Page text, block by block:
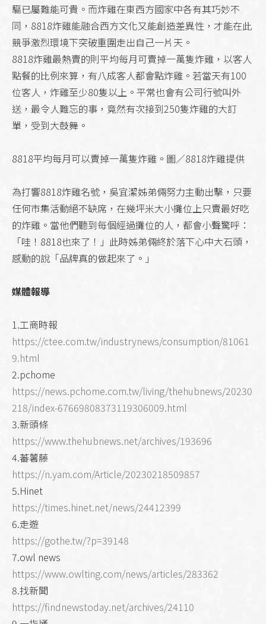
驅已屬難能可貴。而炸雞在東西方國家中各有其巧妙不
同，8818炸雞能融合西方文化又能創造差異性，才能在此
競爭激烈環境下突破重圍走出自己一片天。
8818炸雞最熱賣的則平均每月可賣掉一萬隻炸雞，以客人
點餐的比例來算，有八成客人都會點炸雞。若當天有100
位客人，炸雞至少80隻以上。平常也會有公司行號叫外
送，最令人難忘的事，竟然有次接到250隻炸雞的大訂
單，受到大鼓舞。
8818平均每月可以賣掉一萬隻炸雞。圖／8818炸雞提供
為打響8818炸雞名號，吳宜潔姊弟倆努力主動出擊，只要
任何市集活動絕不缺席，在幾坪米大小攤位上只賣最好吃
的炸雞。當他們聽到每個經過攤位的人，都會小聲驚呼：
「哇！8818也來了！」此時姊弟倆終於落下心中大石頭，
感動的說「品牌真的做起來了。」
媒體報導
1.工商時報
https://ctee.com.tw/industrynews/consumption/81061
9.html
2.pchome
https://news.pchome.com.tw/living/thehubnews/20230
218/index-67669808373119306009.html
3.新頭條
https://www.thehubnews.net/archives/193696
4.蕃薯藤
https://n.yam.com/Article/20230218509857
5.Hinet
https://times.hinet.net/news/24412399
6.走遊
https://gothe.tw/?p=39148
7.owl news
https://www.owlting.com/news/articles/283362
8.找新聞
https://findnewstoday.net/archives/24110